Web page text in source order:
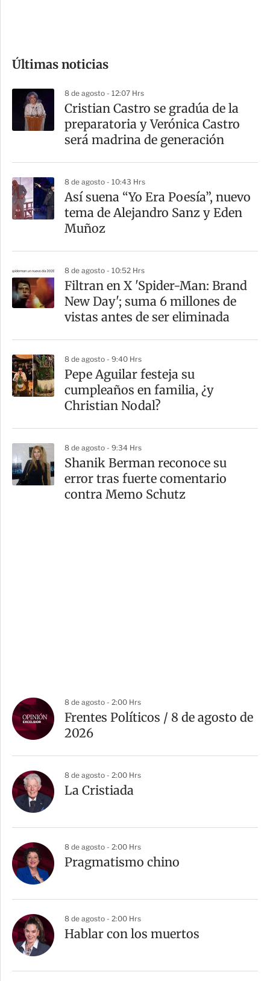
m
a
r
t
Últimas noticias
8 de agosto - 12:07 Hrs
Cristian Castro se gradúa de la
preparatoria y Verónica Castro
será madrina de generación
8 de agosto - 10:43 Hrs
Así suena “Yo Era Poesía”, nuevo
tema de Alejandro Sanz y Eden
Muñoz
8 de agosto - 10:52 Hrs
Filtran en X 'Spider-Man: Brand
New Day'; suma 6 millones de
vistas antes de ser eliminada
8 de agosto - 9:40 Hrs
Pepe Aguilar festeja su
cumpleaños en familia, ¿y
Christian Nodal?
8 de agosto - 9:34 Hrs
Shanik Berman reconoce su
error tras fuerte comentario
contra Memo Schutz
8 de agosto - 2:00 Hrs
Frentes Políticos / 8 de agosto de
2026
8 de agosto - 2:00 Hrs
La Cristiada
8 de agosto - 2:00 Hrs
Pragmatismo chino
8 de agosto - 2:00 Hrs
Hablar con los muertos